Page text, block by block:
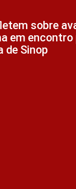
sobre
em
de Sinop